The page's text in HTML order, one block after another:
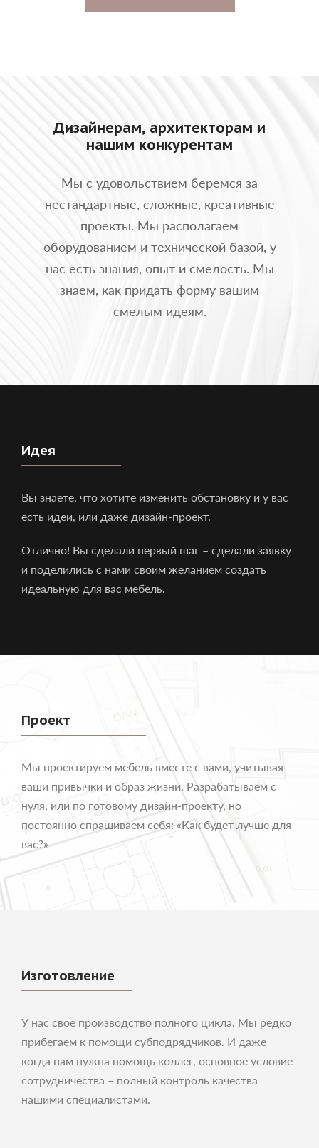
Дизайнерам, архитекторам и
нашим конкурентам
Мы с удовольствием беремся за
нестандартные, сложные, креативные
проекты. Мы располагаем
оборудованием и технической базой, у
нас есть знания, опыт и смелость. Мы
знаем, как придать форму вашим
смелым идеям.
Идея
Вы знаете, что хотите изменить обстановку и у вас
есть идеи, или даже дизайн-проект.
Отлично! Вы сделали первый шаг – сделали заявку
и поделились с нами своим желанием создать
идеальную для вас мебель.
Проект
Мы проектируем мебель вместе с вами, учитывая
ваши привычки и образ жизни. Разрабатываем с
нуля, или по готовому дизайн-проекту, но
постоянно спрашиваем себя: «Как будет лучше для
вас?»
Изготовление
У нас свое производство полного цикла. Мы редко
прибегаем к помощи субподрядчиков. И даже
когда нам нужна помощь коллег, основное условие
сотрудничества – полный контроль качества
нашими специалистами.